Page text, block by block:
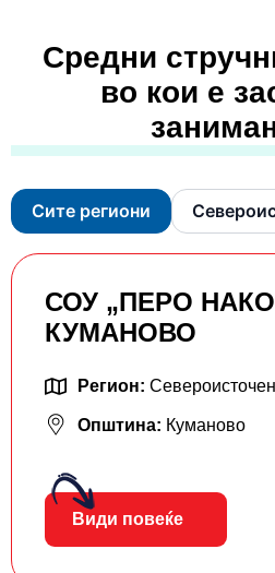
Средни
во кои е
Сите региони
СОУ „ПЕРО
КУМАНОВО
Регион: Североисточен
Општина: Куманово
Види повеќе